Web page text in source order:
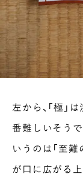
左から、「極」
番難しいそう
いうのは「至
が口に広がる上